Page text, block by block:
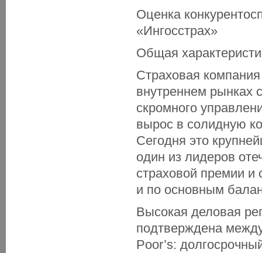
Оценка
«Ингосстрах»
Общая
Страховая
внутреннем рынках
скромного
вырос в солидную
Сегодня это
один из лидеров
страховой премии и
и по основным
Высокая деловая
подтверждена
Poor’s: